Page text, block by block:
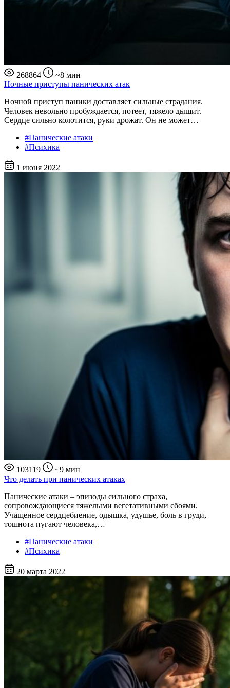
268864
~8 мин
Ночные приступы панических атак
Ночной приступ паники доставляет сильные страдания.
Человек невольно пробуждается, потеет, тяжело дышит.
Сердце сильно колотится, руки дрожат. Он не может…
#Панические атаки
#Психика
1 июня 2022
103119
~9 мин
Что делать при панических атаках
Панические атаки – эпизоды сильного страха,
сопровождающиеся тяжелыми вегетативными сбоями.
Учащенное сердцебиение, одышка, удушье, боль в груди,
тошнота пугают человека,…
#Панические атаки
#Психика
20 марта 2022